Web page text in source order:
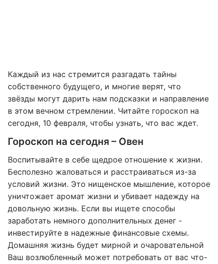
Каждый из нас стремится разгадать тайны
собственного будущего, и многие верят, что
звёзды могут дарить нам подсказки и направление
в этом вечном стремлении. Читайте гороскоп на
сегодня, 10 февраля, чтобы узнать, что вас ждет.
Гороскоп на сегодня – Овен
Воспитывайте в себе щедрое отношение к жизни.
Бесполезно жаловаться и расстраиваться из-за
условий жизни. Это нищенское мышление, которое
уничтожает аромат жизни и убивает надежду на
довольную жизнь. Если вы ищете способы
заработать немного дополнительных денег -
инвестируйте в надежные финансовые схемы.
Домашняя жизнь будет мирной и очаровательной
Ваш возлюбленный может потребовать от вас что-